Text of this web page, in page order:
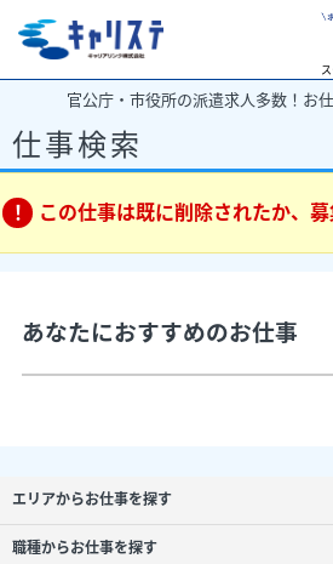
官公庁・市役所の派遣求人多数！お
仕事検索
この仕事は既に削除されたか、募
あなたにおすすめのお仕事
エリアからお仕事を探す
職種からお仕事を探す